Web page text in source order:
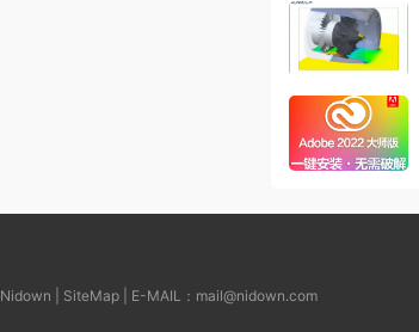
Nidown SiteMap| E-MAIL： mail@nidown.com